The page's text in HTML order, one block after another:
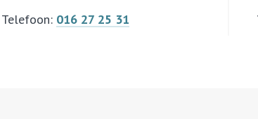
Telefoon: 016 27 25 31